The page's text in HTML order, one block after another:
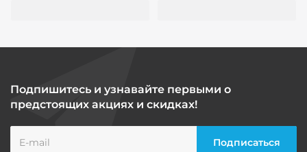
Подпишитесь и узнавайте первыми о
предстоящих акциях и скидках!